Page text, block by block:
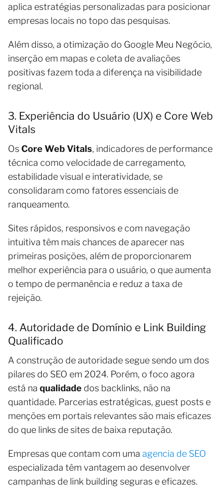
aplica estratégias personalizadas para posicionar
empresas locais no topo das pesquisas.
Além disso, a otimização do Google Meu Negócio,
inserção em mapas e coleta de avaliações
positivas fazem toda a diferença na visibilidade
regional.
3. Experiência do Usuário (UX) e Core Web
Vitals
OsCore Web Vitals, indicadores de performance
técnica como velocidade de carregamento,
estabilidade visual e interatividade, se
consolidaram como fatores essenciais de
ranqueamento.
Sites rápidos, responsivos e com navegação
intuitiva têm mais chances de aparecer nas
primeiras posições, além de proporcionarem
melhor experiência para o usuário, o que aumenta
o tempo de permanência e reduz a taxa de
rejeição.
4. Autoridade de Domínio e Link Building
Qualificado
A construção de autoridade segue sendo um dos
pilares do SEO em 2024. Porém, o foco agora
está na qualidade dos backlinks, não na
quantidade. Parcerias estratégicas, guest posts e
menções em portais relevantes são mais eficazes
do que links de sites de baixa reputação.
Empresas que contam com uma agencia de SEO
especializada têm vantagem ao desenvolver
campanhas de link building seguras e eficazes.